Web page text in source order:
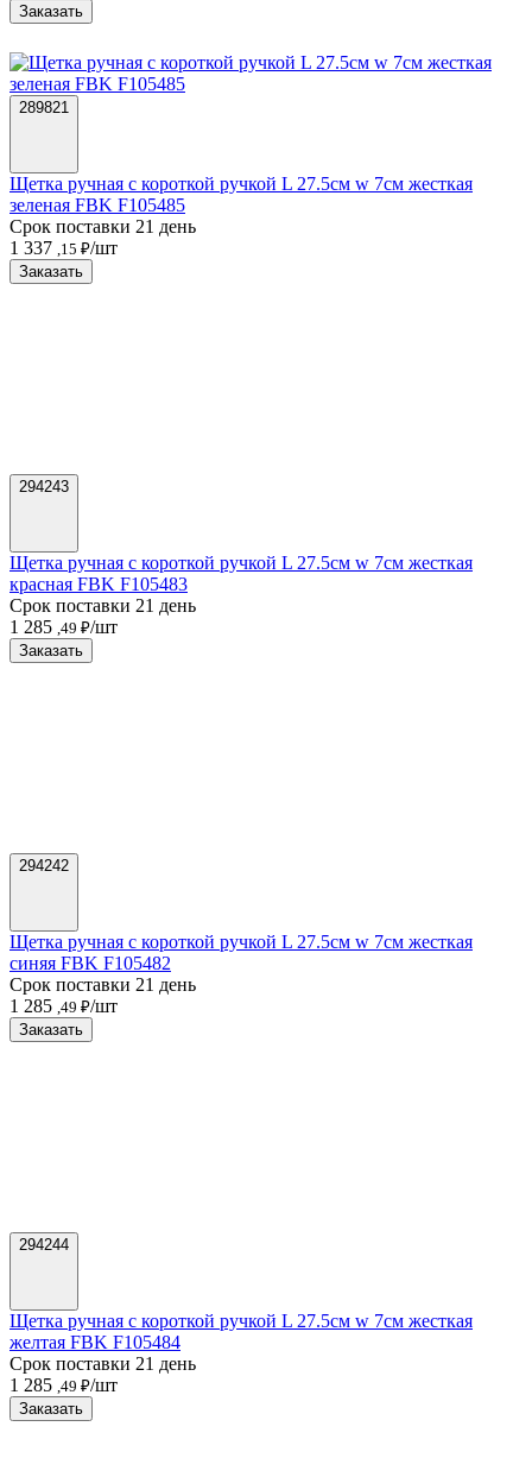
Заказать
289821
Щетка ручная с короткой ручкой L 27.5см w 7см жесткая
зеленая FBK F105485
Срок поставки 21 день
1 337 ,15 ₽/шт
Заказать
294243
Щетка ручная с короткой ручкой L 27.5см w 7см жесткая
красная FBK F105483
Срок поставки 21 день
1 285 ,49 ₽/шт
Заказать
294242
Щетка ручная с короткой ручкой L 27.5см w 7см жесткая
синяя FBK F105482
Срок поставки 21 день
1 285 ,49 ₽/шт
Заказать
294244
Щетка ручная с короткой ручкой L 27.5см w 7см жесткая
желтая FBK F105484
Срок поставки 21 день
1 285 ,49 ₽/шт
Заказать